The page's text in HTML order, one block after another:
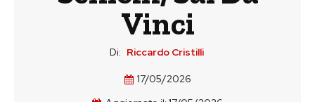
Vinci
Di: Riccardo Cristilli
17/05/2026